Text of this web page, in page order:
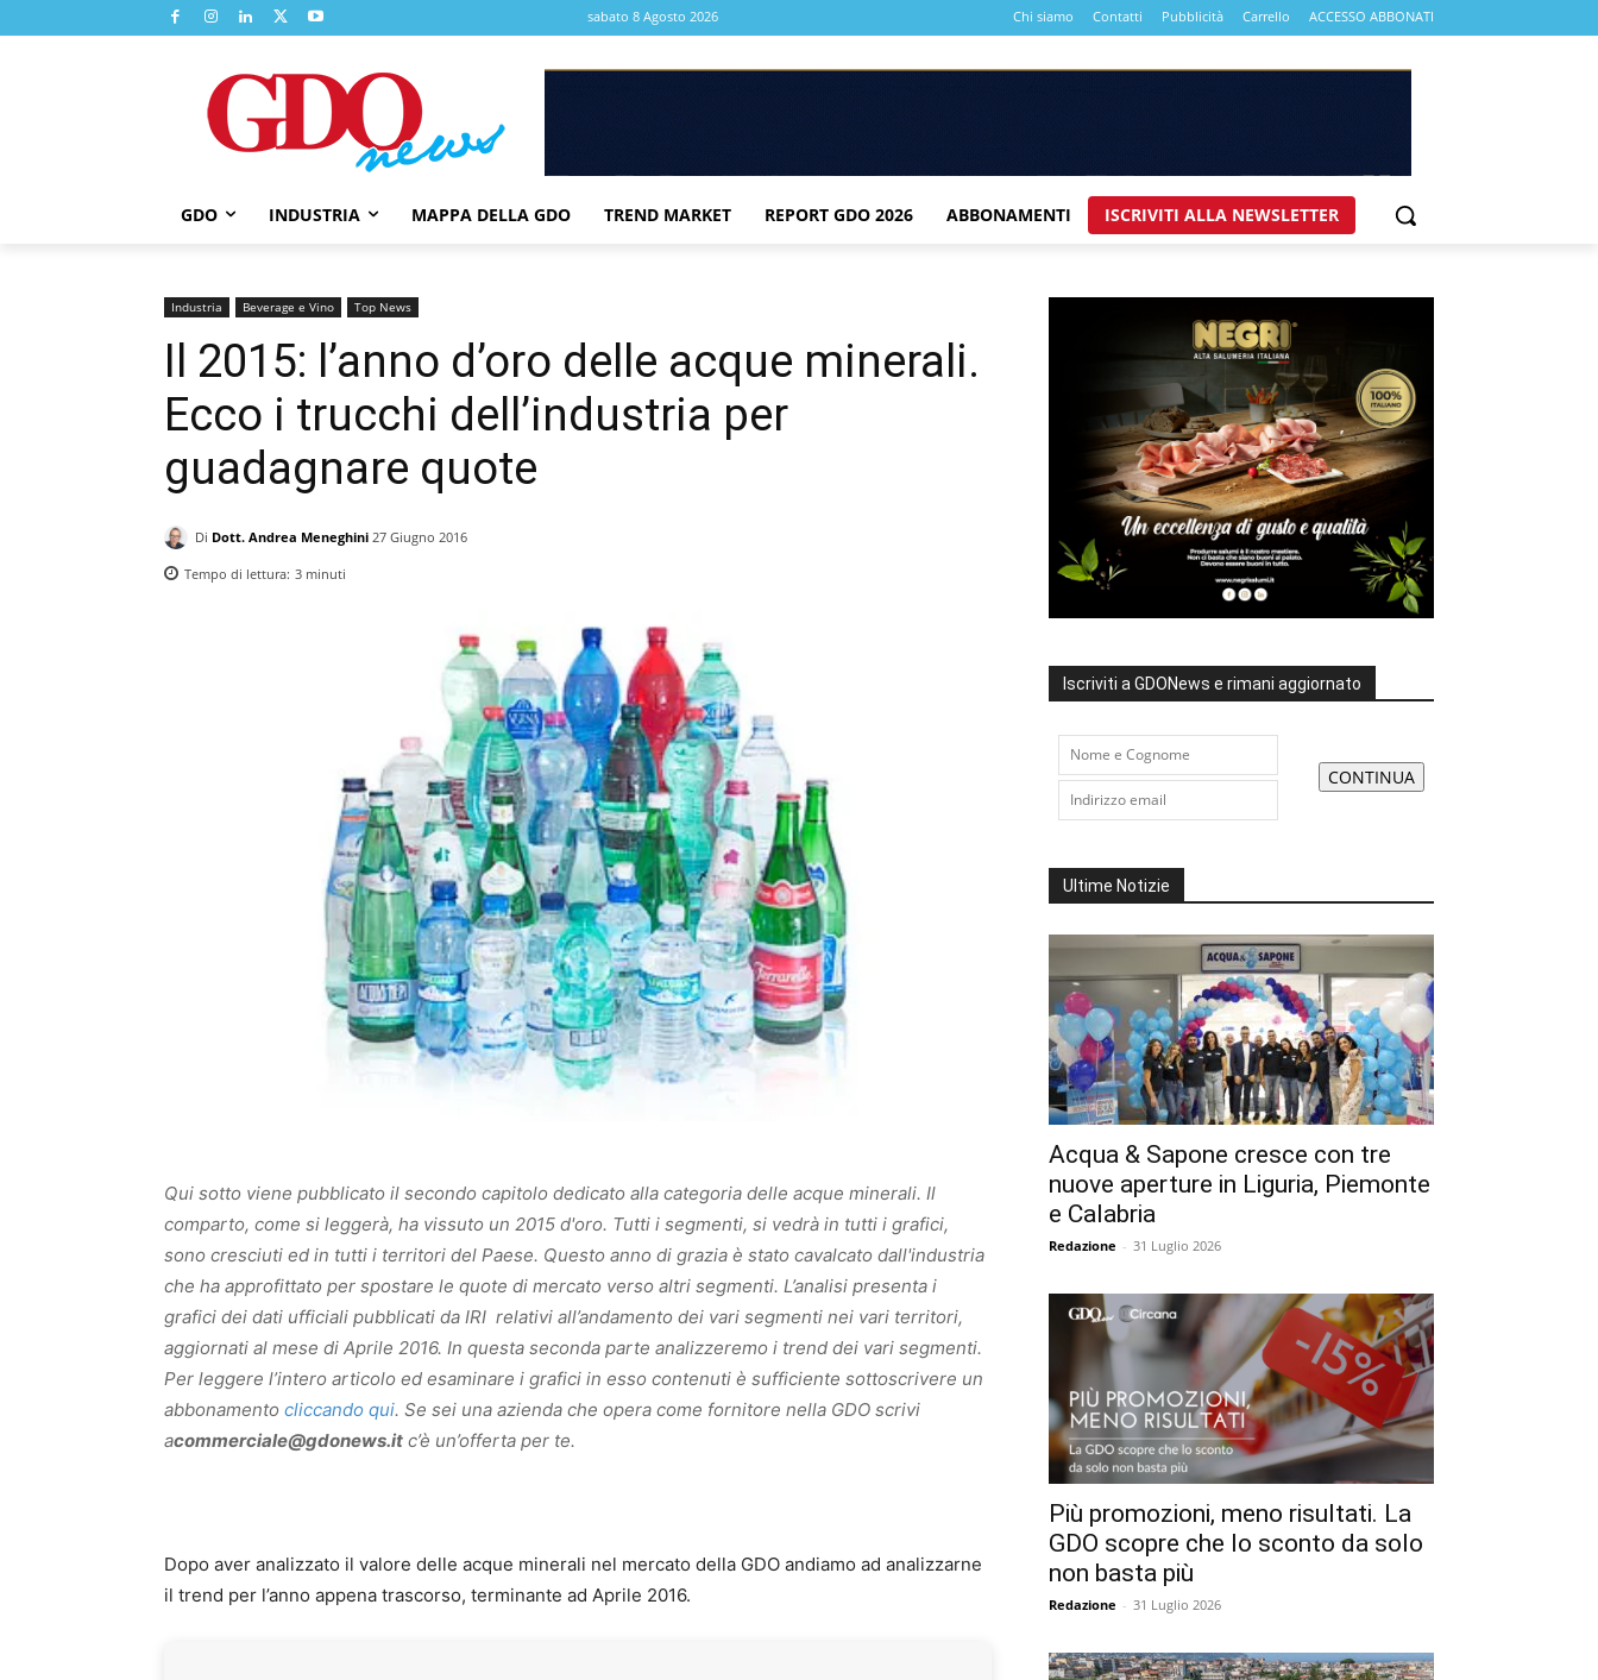
sabato 8 Agosto 2026 Chi siamo Contatti Pubblicità Carrello ACCESSO ABBONATI
GDO INDUSTRIA MAPPA DELLA GDO TREND MARKET REPORT GDO 2026 ABBONAMENTI ISCRIVITI ALLA NEWSLETTER
Industria Beverage e Vino Top News
Il 2015: l’anno d’oro delle acque minerali.
Ecco i trucchi dell’industria per
guadagnare quote
Di Dott. Andrea Meneghini 27 Giugno 2016
Tempo di lettura: 3 minuti
Qui sotto viene pubblicato il secondo capitolo dedicato alla categoria delle acque minerali. Il
comparto, come si leggerà, ha vissuto un 2015 d'oro. Tutti i segmenti, si vedrà in tutti i grafici,
sono cresciuti ed in tutti i territori del Paese. Questo anno di grazia è stato cavalcato dall'industria
che ha approfittato per spostare le quote di mercato verso altri segmenti. L’analisi presenta i
grafici dei dati ufficiali pubblicati da IRI relativi all’andamento dei vari segmenti nei vari territori,
aggiornati al mese di Aprile 2016. In questa seconda parte analizzeremo i trend dei vari segmenti.
Per leggere l’intero articolo ed esaminare i grafici in esso contenuti è sufficiente sottoscrivere un
abbonamento cliccando qui. Se sei una azienda che opera come fornitore nella GDO scrivi
acommerciale@gdonews.it c’è un’offerta per te.
Dopo aver analizzato il valore delle acque minerali nel mercato della GDO andiamo ad analizzarne
il trend per l’anno appena trascorso, terminante ad Aprile 2016.
Iscriviti a GDONews e rimani aggiornato
Ultime Notizie
Acqua & Sapone cresce con tre
nuove aperture in Liguria, Piemonte
e Calabria
Redazione - 31 Luglio 2026
Più promozioni, meno risultati. La
GDO scopre che lo sconto da solo
non basta più
Redazione - 31 Luglio 2026